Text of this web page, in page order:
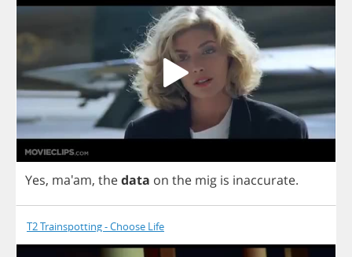
Yes, ma'am, thedata on the mig is inaccurate.
T2 Trainspotting - Choose Life